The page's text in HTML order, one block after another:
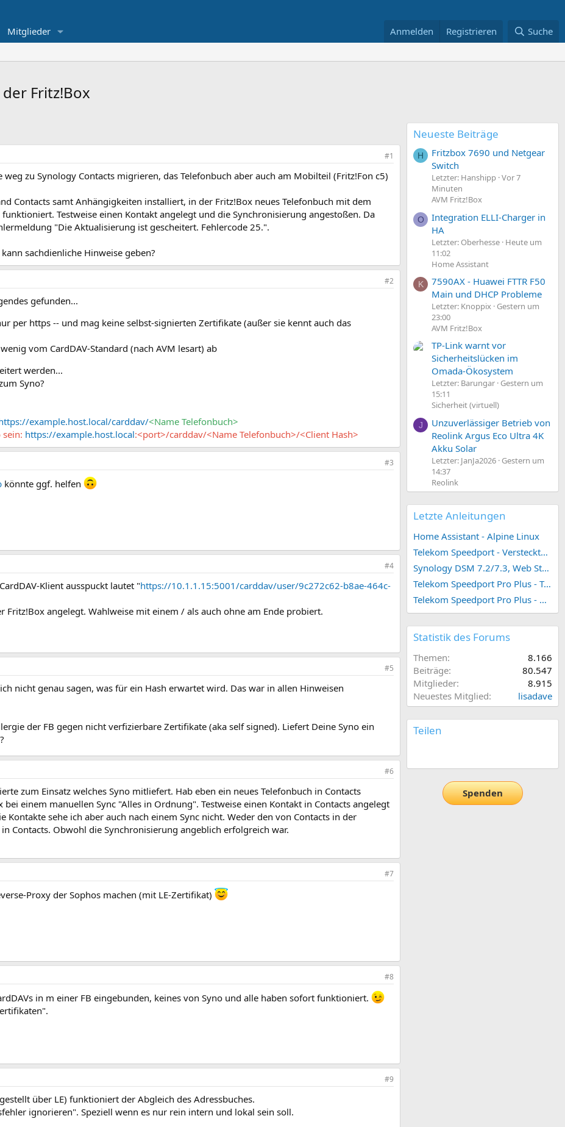
Mitglieder Anmelden Registrieren Suche
Fritz!Box
#1
zu Synology Contacts migrieren, das Telefonbuch aber auch am Mobilteil (Fritz!Fon c5)
Contacts samt Anhängigkeiten installiert, in der Fritz!Box neues Telefonbuch mit dem
funktioniert. Testweise einen Kontakt angelegt und die Synchronisierung angestoßen. Da
"Die Aktualisierung ist gescheitert. Fehlercode 25.".
sachdienliche Hinweise geben?
#2
gefunden...
per https -- und mag keine selbst-signierten Zertifikate (außer sie kennt auch das
vom CardDAV-Standard (nach AVM lesart) ab
werden...
Syno?
example.host.local/carddav/<Name Telefonbuch>
sein: https://example.host.local:<port>/carddav/<Name Telefonbuch>/<Client Hash>
#3
könnte ggf. helfen
#4
Klient ausspuckt lautet "https://10.1.1.15:5001/carddav/user/9c272c62-b8ae-464c-
Fritz!Box angelegt. Wahlweise mit einem / als auch ohne am Ende probiert.
#5
nicht genau sagen, was für ein Hash erwartet wird. Das war in allen Hinweisen
der FB gegen nicht verfizierbare Zertifikate (aka self signed). Liefert Deine Syno ein
#6
zum Einsatz welches Syno mitliefert. Hab eben ein neues Telefonbuch in Contacts
einem manuellen Sync "Alles in Ordnung". Testweise einen Kontakt in Contacts angelegt
Kontakte sehe ich aber auch nach einem Sync nicht. Weder den von Contacts in der
Contacts. Obwohl die Synchronisierung angeblich erfolgreich war.
#7
Proxy der Sophos machen (mit LE-Zertifikat)
#8
in m einer FB eingebunden, keines von Syno und alle haben sofort funktioniert.
#9
über LE) funktioniert der Abgleich des Adressbuches.
ignorieren". Speziell wenn es nur rein intern und lokal sein soll.
Neueste Beiträge
H
Fritzbox 7690 und Netgear
Switch
Letzter: Hanshipp Vor 7
Minuten
AVM Fritz!Box
O
Integration ELLI-Charger in
HA
Letzter: Oberhesse Heute um
11:02
Home Assistant
K
7590AX - Huawei FTTR F50
Main und DHCP Probleme
Letzter: Knoppix Gestern um
23:00
AVM Fritz!Box
TP-Link warnt vor
Sicherheitslücken im
Omada-Ökosystem
Letzter: Barungar Gestern um
15:11
Sicherheit (virtuell)
J
Unzuverlässiger Betrieb von
Reolink Argus Eco Ultra 4K
Akku Solar
Letzter: JanJa2026 Gestern um
14:37
Reolink
Letzte Anleitungen
Home Assistant - Alpine Linux
Telekom Speedport - Versteckte Konfigurationen
Synology DSM 7.2/7.3, Web Station 4, Webdienst und Webportal erstellen (ehemals vHost)
Telekom Speedport Pro Plus - Telefonie einrichten
Telekom Speedport Pro Plus - Netzwerk einrichten
Statistik des Forums
Themen
8.166
Beiträge
80.547
Mitglieder
8.915
Neuestes Mitglied
lisadave
Teilen
Spenden